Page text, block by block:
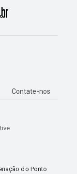
Contate-nos
do Ponto